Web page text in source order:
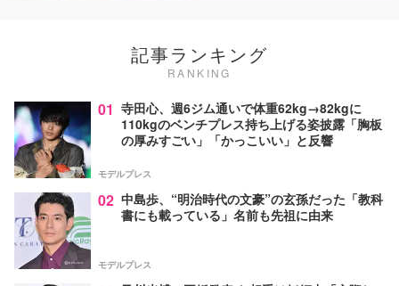
記事ランキング
RANKING
01 寺田心、週6ジム通いで体重62kg→82kgに
110kgのベンチプレス持ち上げる姿披露「胸板
の厚みすごい」「かっこいい」と反響
モデルプレス
02 中島歩、“明治時代の文豪”の玄孫だった「教科
書にも載っている」名前も先祖に由来
モデルプレス